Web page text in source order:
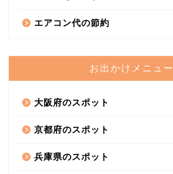
エアコン代の節約
お出かけメニュー
大阪府のスポット
京都府のスポット
兵庫県のスポット